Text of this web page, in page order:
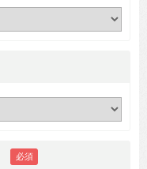
必須